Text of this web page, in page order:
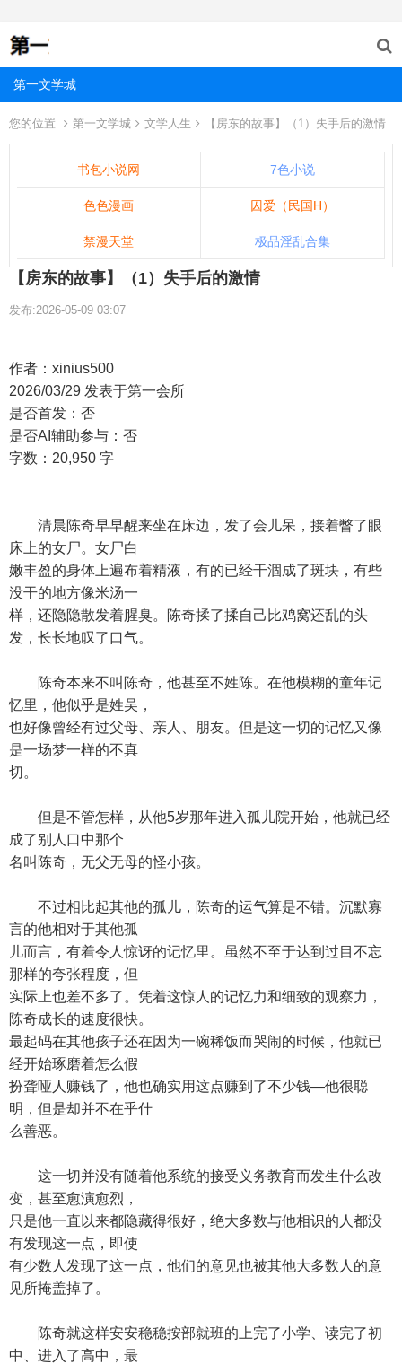
第一文学城
您的位置 第一文学城 文学人生 【房东的故事】（1）失手后的激情
书包小说网 7色小说
色色漫画 囚爱（民国H）
禁漫天堂 极品淫乱合集
【房东的故事】（1）失手后的激情
发布:2026-05-09 03:07
作者：xinius500
2026/03/29 发表于第一会所
是否首发：否
是否AI辅助参与：否
字数：20,950 字
清晨陈奇早早醒来坐在床边，发了会儿呆，接着瞥了眼
床上的女尸。女尸白
嫩丰盈的身体上遍布着精液，有的已经干涸成了斑块，有些
没干的地方像米汤一
样，还隐隐散发着腥臭。陈奇揉了揉自己比鸡窝还乱的头
发，长长地叹了口气。
陈奇本来不叫陈奇，他甚至不姓陈。在他模糊的童年记
忆里，他似乎是姓吴，
也好像曾经有过父母、亲人、朋友。但是这一切的记忆又像
是一场梦一样的不真
切。
但是不管怎样，从他5岁那年进入孤儿院开始，他就已经
成了别人口中那个
名叫陈奇，无父无母的怪小孩。
不过相比起其他的孤儿，陈奇的运气算是不错。沉默寡
言的他相对于其他孤
儿而言，有着令人惊讶的记忆里。虽然不至于达到过目不忘
那样的夸张程度，但
实际上也差不多了。凭着这惊人的记忆力和细致的观察力，
陈奇成长的速度很快。
最起码在其他孩子还在因为一碗稀饭而哭闹的时候，他就已
经开始琢磨着怎么假
扮聋哑人赚钱了，他也确实用这点赚到了不少钱—他很聪
明，但是却并不在乎什
么善恶。
这一切并没有随着他系统的接受义务教育而发生什么改
变，甚至愈演愈烈，
只是他一直以来都隐藏得很好，绝大多数与他相识的人都没
有发现这一点，即使
有少数人发现了这一点，他们的意见也被其他大多数人的意
见所掩盖掉了。
陈奇就这样安安稳稳按部就班的上完了小学、读完了初
中、进入了高中，最